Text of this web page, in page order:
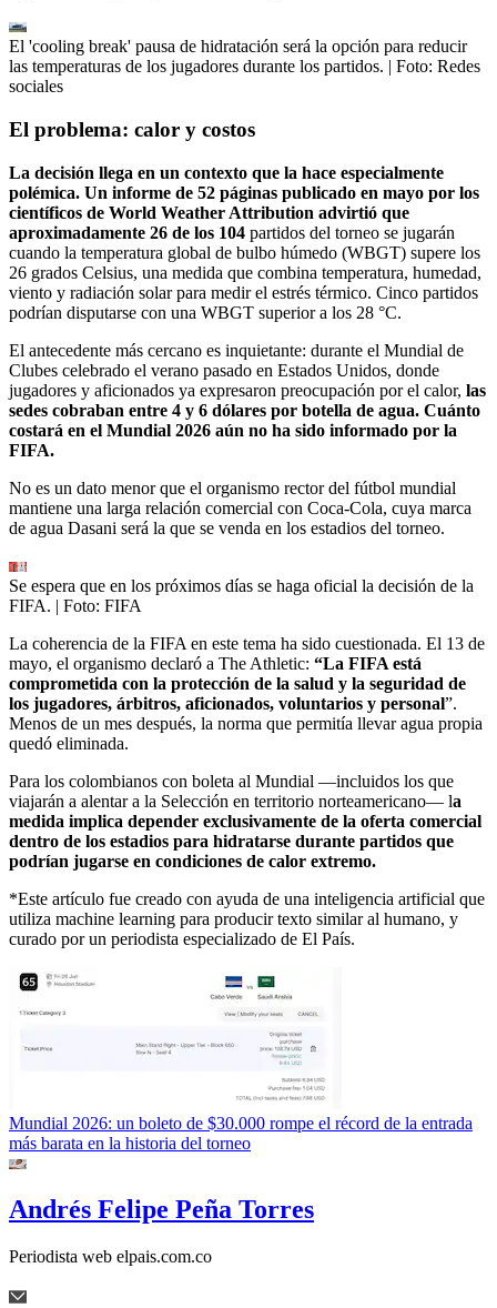
El 'cooling break' pausa de hidratación será la opción para reducir
las temperaturas de los jugadores durante los partidos. | Foto: Redes
sociales
El problema: calor y costos
La decisión llega en un contexto que la hace especialmente
polémica. Un informe de 52 páginas publicado en mayo por los
científicos de World Weather Attribution advirtió que
aproximadamente 26 de los 104 partidos del torneo se jugarán
cuando la temperatura global de bulbo húmedo (WBGT) supere los
26 grados Celsius, una medida que combina temperatura, humedad,
viento y radiación solar para medir el estrés térmico. Cinco partidos
podrían disputarse con una WBGT superior a los 28 °C.
El antecedente más cercano es inquietante: durante el Mundial de
Clubes celebrado el verano pasado en Estados Unidos, donde
jugadores y aficionados ya expresaron preocupación por el calor, las
sedes cobraban entre 4 y 6 dólares por botella de agua. Cuánto
costará en el Mundial 2026 aún no ha sido informado por la
FIFA.
No es un dato menor que el organismo rector del fútbol mundial
mantiene una larga relación comercial con Coca-Cola, cuya marca
de agua Dasani será la que se venda en los estadios del torneo.
Se espera que en los próximos días se haga oficial la decisión de la
FIFA. | Foto: FIFA
La coherencia de la FIFA en este tema ha sido cuestionada. El 13 de
mayo, el organismo declaró a The Athletic: “La FIFA está
comprometida con la protección de la salud y la seguridad de
los jugadores, árbitros, aficionados, voluntarios y personal”.
Menos de un mes después, la norma que permitía llevar agua propia
quedó eliminada.
Para los colombianos con boleta al Mundial —incluidos los que
viajarán a alentar a la Selección en territorio norteamericano— la
medida implica depender exclusivamente de la oferta comercial
dentro de los estadios para hidratarse durante partidos que
podrían jugarse en condiciones de calor extremo.
*Este artículo fue creado con ayuda de una inteligencia artificial que
utiliza machine learning para producir texto similar al humano, y
curado por un periodista especializado de El País.
Mundial 2026: un boleto de $30.000 rompe el récord de la entrada
más barata en la historia del torneo
Andrés Felipe Peña Torres
Periodista web elpais.com.co